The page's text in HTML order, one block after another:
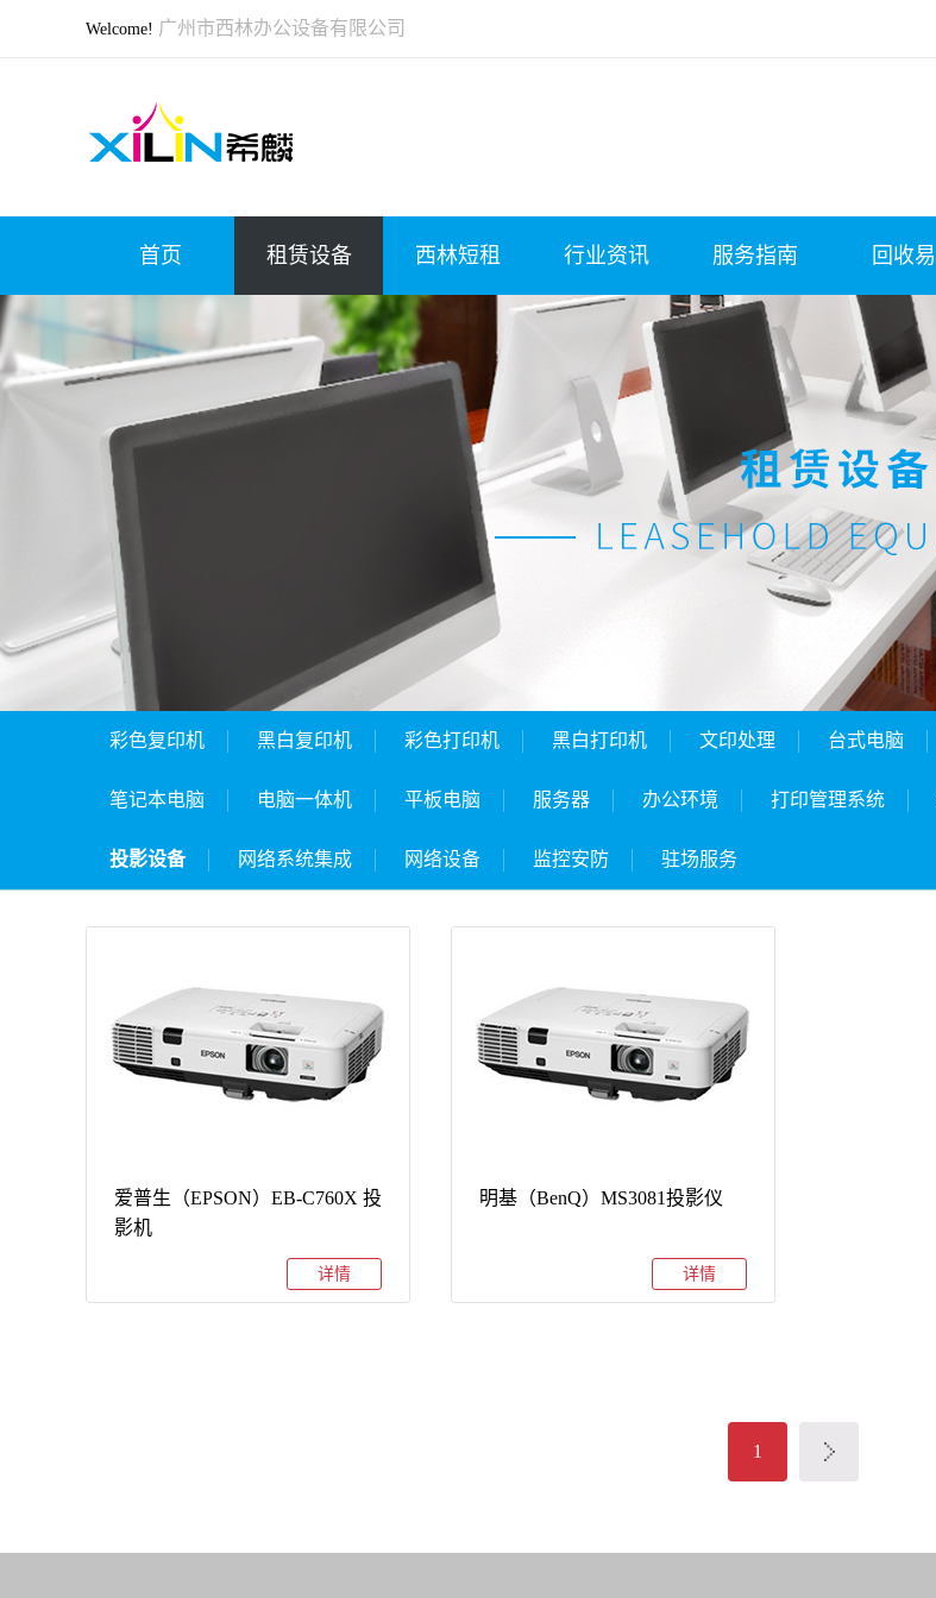
Welcome! 广州市西林办公设备有限公司
首页 租赁设备 西林短租 行业资讯 服务指南 回收易
彩色复印机 黑白复印机 彩色打印机 黑白打印机 文印处理 台式电脑
笔记本电脑 电脑一体机 平板电脑 服务器 办公环境 打印管理系统
投影设备 网络系统集成 网络设备 监控安防 驻场服务
爱普生（EPSON）EB-C760X 投
影机
详情
明基（BenQ）MS3081投影仪
详情
1